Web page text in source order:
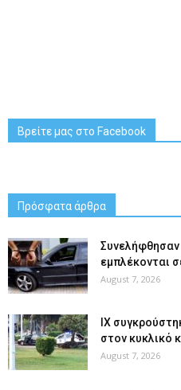
Βρείτε μας στο Facebook
Πρόσφατα άρθρα
εμπλέκονται
August 7, 2026
ΙΧ
στον κυκλικό
August 7, 2026